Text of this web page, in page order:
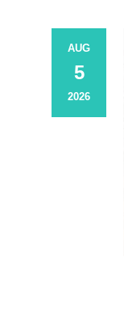
AUG
5
2026